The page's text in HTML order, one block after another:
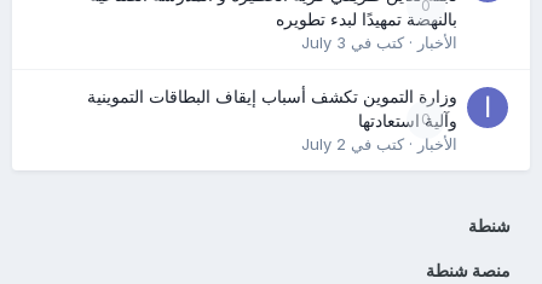
0
بالنهضة تمهيدًا لبدء تطويره
الأخبار· كتب في July 3
0
وزارة التموين تكشف أسباب إيقاف البطاقات التموينية
وآلية استعادتها
الأخبار· كتب في July 2
شنطة
منصة شنطة